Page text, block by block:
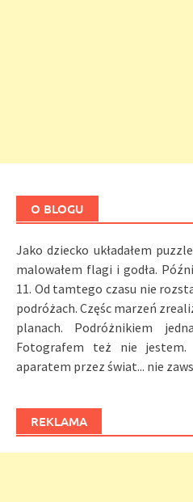
O BLOGU
Jako dziecko układałem
malowałem flagi i godła.
11. Od tamtego czasu nie
podróżach. Częśc marzeń
planach. Podróżnikiem
Fotografem też nie
aparatem przez świat... nie
REKLAMA